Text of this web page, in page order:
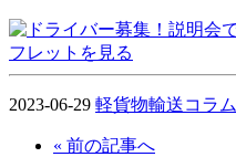
2023-06-29 軽貨物輸送コラム
« 前の記事へ